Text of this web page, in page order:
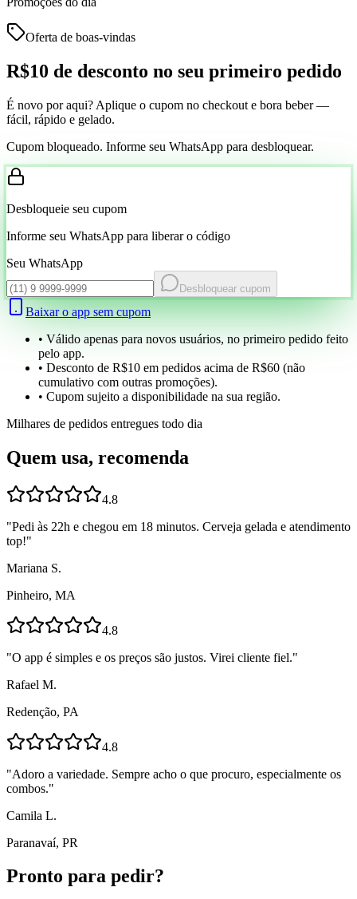
Oferta de boas-vindas
R$10 de desconto no seu primeiro pedido
É novo por aqui? Aplique o cupom no checkout e bora beber —
fácil, rápido e gelado.
Cupom bloqueado. Informe seu WhatsApp para desbloquear.
Desbloqueie seu cupom
Informe seu WhatsApp para liberar o código
Seu WhatsApp
Desbloquear cupom
Baixar o app sem cupom
• Válido apenas para novos usuários, no primeiro pedido feito
pelo app.
• Desconto de R$10 em pedidos acima de R$60 (não
cumulativo com outras promoções).
• Cupom sujeito a disponibilidade na sua região.
Milhares de pedidos entregues todo dia
Quem usa, recomenda
4.8
"Pedi às 22h e chegou em 18 minutos. Cerveja gelada e atendimento
top!"
Mariana S.
Pinheiro, MA
4.8
"O app é simples e os preços são justos. Virei cliente fiel."
Rafael M.
Redenção, PA
4.8
"Adoro a variedade. Sempre acho o que procuro, especialmente os
combos."
Camila L.
Paranavaí, PR
Pronto para pedir?